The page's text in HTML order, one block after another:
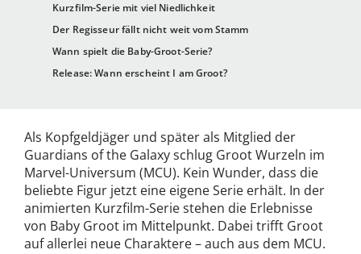
Kurzfilm-Serie mit viel Niedlichkeit
Der Regisseur fällt nicht weit vom Stamm
Wann spielt die Baby-Groot-Serie?
Release: Wann erscheint I am Groot?
Als Kopfgeldjäger und später als Mitglied der
Guardians of the Galaxy schlug Groot Wurzeln im
Marvel-Universum (MCU). Kein Wunder, dass die
beliebte Figur jetzt eine eigene Serie erhält. In der
animierten Kurzfilm-Serie stehen die Erlebnisse
von Baby Groot im Mittelpunkt. Dabei trifft Groot
auf allerlei neue Charaktere – auch aus dem MCU.